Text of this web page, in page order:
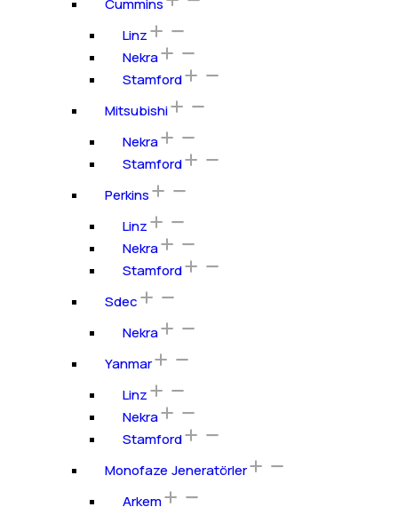
Cummins
Linz
Nekra
Stamford
Mitsubishi
Nekra
Stamford
Perkins
Linz
Nekra
Stamford
Sdec
Nekra
Yanmar
Linz
Nekra
Stamford
Monofaze Jeneratörler
Arkem